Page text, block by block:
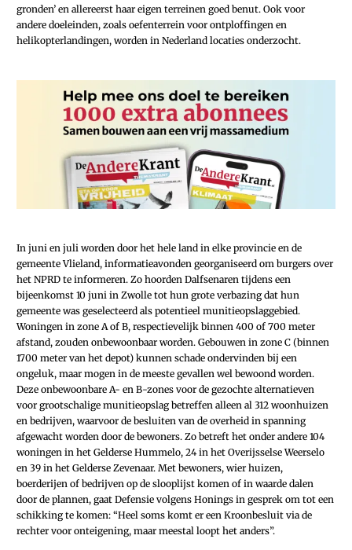
gronden’ en allereerst haar eigen terreinen goed benut. Ook voor
andere doeleinden, zoals oefenterrein voor ontploffingen en
helikopterlandingen, worden in Nederland locaties onderzocht.
In juni en juli worden door het hele land in elke provincie en de
gemeente Vlieland, informatieavonden georganiseerd om burgers over
het NPRD te informeren. Zo hoorden Dalfsenaren tijdens een
bijeenkomst 10 juni in Zwolle tot hun grote verbazing dat hun
gemeente was geselecteerd als potentieel munitieopslaggebied.
Woningen in zone A of B, respectievelijk binnen 400 of 700 meter
afstand, zouden onbewoonbaar worden. Gebouwen in zone C (binnen
1700 meter van het depot) kunnen schade ondervinden bij een
ongeluk, maar mogen in de meeste gevallen wel bewoond worden.
Deze onbewoonbare A- en B-zones voor de gezochte alternatieven
voor grootschalige munitieopslag betreffen alleen al 312 woonhuizen
en bedrijven, waarvoor de besluiten van de overheid in spanning
afgewacht worden door de bewoners. Zo betreft het onder andere 104
woningen in het Gelderse Hummelo, 24 in het Overijsselse Weerselo
en 39 in het Gelderse Zevenaar. Met bewoners, wier huizen,
boerderijen of bedrijven op de slooplijst komen of in waarde dalen
door de plannen, gaat Defensie volgens Honings in gesprek om tot een
schikking te komen: “Heel soms komt er een Kroonbesluit via de
rechter voor onteigening, maar meestal loopt het anders”.